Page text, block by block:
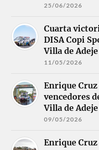
25/06/2026
Cuarta
DISA Copi
Villa de Adeje
11/05/2026
Enrique
vencedores
Villa de
09/05/2026
Enrique Cruz